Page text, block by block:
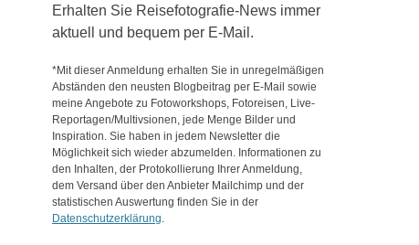
Erhalten Sie Reisefotografie-News immer
aktuell und bequem per E-Mail.
*Mit dieser Anmeldung erhalten Sie in unregelmäßigen
Abständen den neusten Blogbeitrag per E-Mail sowie
meine Angebote zu Fotoworkshops, Fotoreisen, Live-
Reportagen/Multivsionen, jede Menge Bilder und
Inspiration. Sie haben in jedem Newsletter die
Möglichkeit sich wieder abzumelden. Informationen zu
den Inhalten, der Protokollierung Ihrer Anmeldung,
dem Versand über den Anbieter Mailchimp und der
statistischen Auswertung finden Sie in der
Datenschutzerklärung.